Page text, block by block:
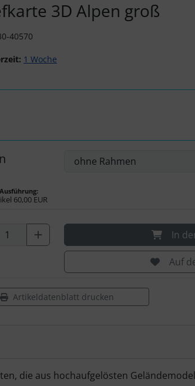
3D Alpen groß
40570
1 Woche
60,00 EUR
In
Auf
Artikeldatenblatt drucken
die aus hochaufgelösten